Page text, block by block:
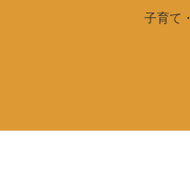
子育て